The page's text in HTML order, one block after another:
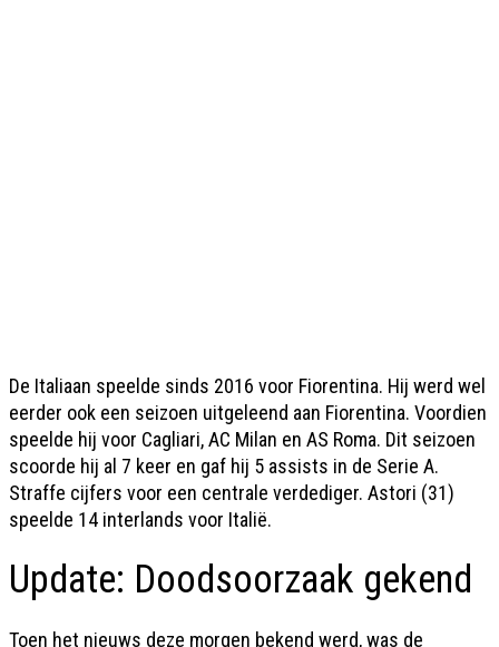
De Italiaan speelde sinds 2016 voor Fiorentina. Hij werd wel
eerder ook een seizoen uitgeleend aan Fiorentina. Voordien
speelde hij voor Cagliari, AC Milan en AS Roma. Dit seizoen
scoorde hij al 7 keer en gaf hij 5 assists in de Serie A.
Straffe cijfers voor een centrale verdediger. Astori (31)
speelde 14 interlands voor Italië.
Update: Doodsoorzaak gekend
Toen het nieuws deze morgen bekend werd, was de